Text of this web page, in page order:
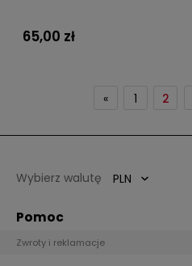
65,00 zł
« 1 2
Wybierz walutę
Pomoc
Zwroty i reklamacje